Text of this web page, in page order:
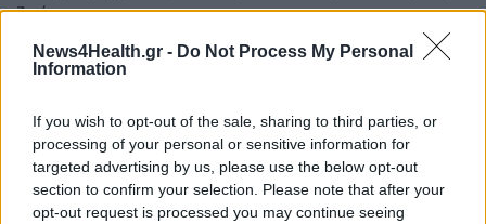
News4Health.gr - Do Not Process My Personal
Information
If you wish to opt-out of the sale, sharing to third parties, or
processing of your personal or sensitive information for
targeted advertising by us, please use the below opt-out
section to confirm your selection. Please note that after your
opt-out request is processed you may continue seeing
ζωή.